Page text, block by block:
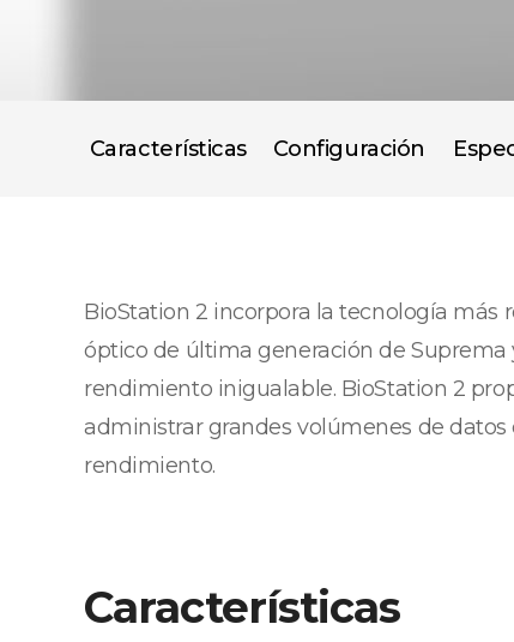
Características Configuración
BioStation 2 incorpora la tecnología más
óptico de última generación de
rendimiento inigualable. BioStation 2
administrar grandes volúmenes de
rendimiento.
Características